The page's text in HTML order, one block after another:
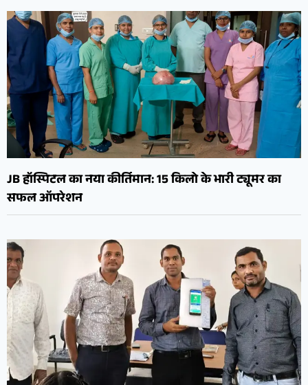
JB हॉस्पिटल का नया कीर्तिमान: 15 किलो के भारी ट्यूमर का
सफल ऑपरेशन